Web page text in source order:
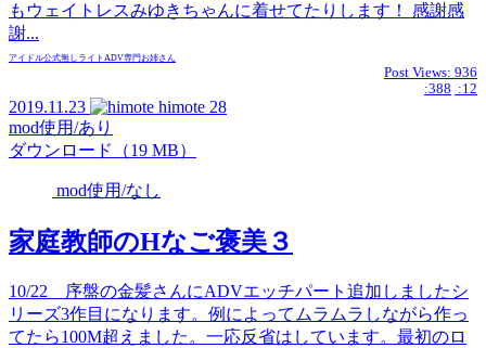
もウェイトレスみゆきちゃんに着せてたりします！ 感謝感
謝...
アイドル公式無し ライト ADV専門お姉さん
Post Views: 936
:388 :12
2019.11.23 himote 28
mod使用/あり
ダウンロード（19 MB）
mod使用/なし
家庭教師のHなご褒美３
10/22 序盤の金髪さんにADVエッチパート追加しましたシ
リーズ3作目になります。例によってムラムラしながら作っ
てたら100M超えました。一応反省はしています。最初のロ